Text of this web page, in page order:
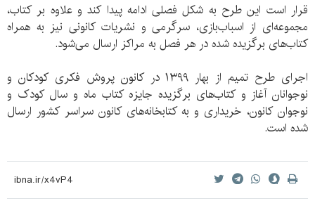
قرار است این طرح به شکل فصلی ادامه پیدا کند و علاوه بر کتاب،
مجموعه‌ای از اسباب‌بازی، سرگرمی و نشریات کانونی نیز به همراه
کتاب‌های برگزیده شده در هر فصل به مراکز ارسال می‌شود.
اجرای طرح تمیم از بهار ۱۳۹۹ در کانون پروش فکری کودکان و
نوجوانان آغاز و کتاب‌های برگزیده جایزه کتاب ماه و سال کودک و
نوجوان کانون، خریداری و به کتابخانه‌های کانون سراسر کشور ارسال
شده است.